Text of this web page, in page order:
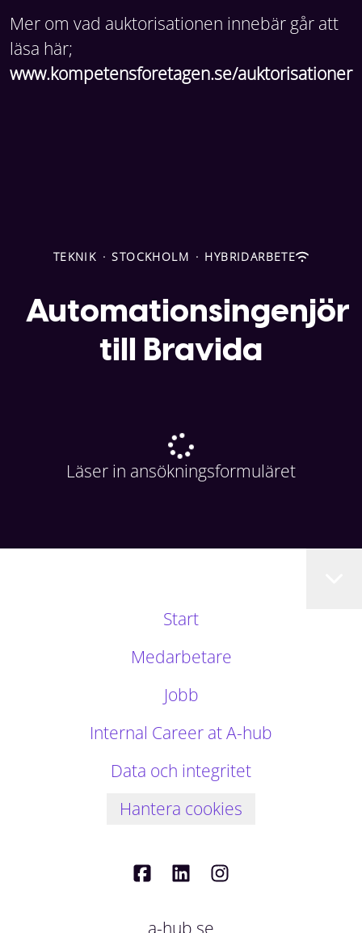
Mer om vad auktorisationen innebär går att
läsa här;
www.kompetensforetagen.se/auktorisationer
TEKNIK · STOCKHOLM · HYBRIDARBETE
Automationsingenjör
till Bravida
Läser in ansökningsformuläret
Start
Medarbetare
Jobb
Internal Career at A-hub
Data och integritet
Hantera cookies
a-hub.se